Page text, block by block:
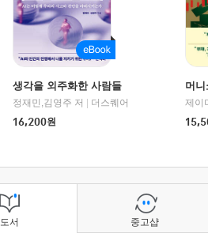
생각을 외주화한 사람들
정재민,김영주 저
더스퀘어
16,200원
머
도서 중고샵